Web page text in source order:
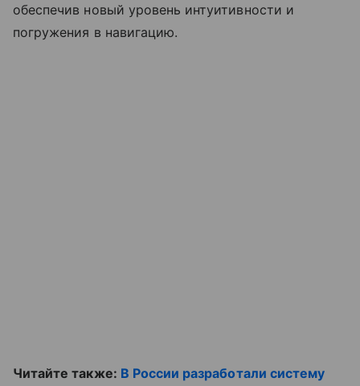
обеспечив новый уровень интуитивности и
погружения в навигацию.
Читайте также: В России разработали систему